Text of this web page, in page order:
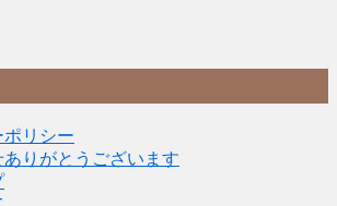
リシー
りがとうございます